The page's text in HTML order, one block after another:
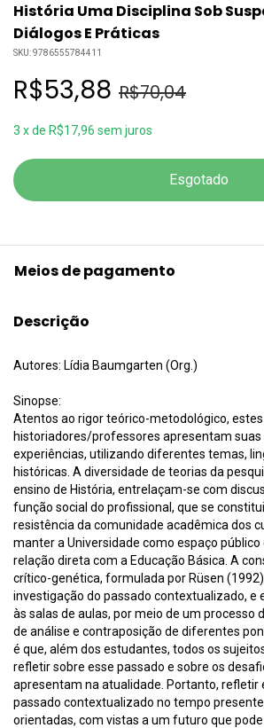
História Uma Disciplina Sob
Diálogos E Práticas
SKU:9786555784411
R$53,88 R$70,04
3 xde R$17,96 sem juros
Meios de pagamento
Descrição
Autores: Lídia Baumgarten (Org.)
Sinopse:
Atentos ao rigor teórico-metodológico,
historiadores/professores apresentam suas
experiências, utilizando diferentes temas,
históricas. A diversidade de teorias da
ensino de História, entrelaçam-se com
função social do profissional, que se
resistência da comunidade acadêmica dos
manter a Universidade como espaço
relação direta com a Educação Básica. A
crítico-genética, formulada por Rüsen
investigação do passado contextualizado, e
às salas de aulas, por meio de um processo
de análise e contraposição de diferentes
é que, além dos estudantes, todos os
refletir sobre esse passado e sobre os
apresentam na atualidade. Portanto, refletir
passado contextualizado no tempo
orientadas, com vistas a um futuro que